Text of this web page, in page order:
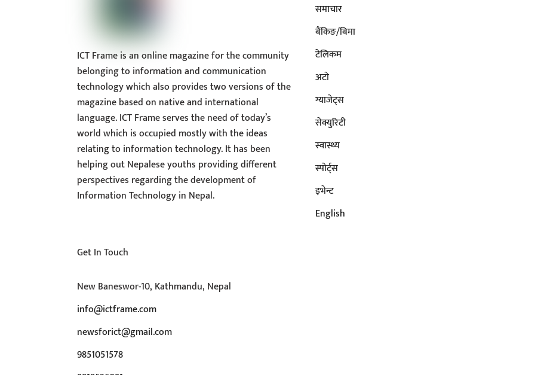
ICT Frame is an online magazine for the community
belonging to information and communication
technology which also provides two versions of the
magazine based on native and international
language. ICT Frame serves the need of today’s
world which is occupied mostly with the ideas
relating to information technology. It has been
helping out Nepalese youths providing different
perspectives regarding the development of
Information Technology in Nepal.
समाचार
बैंकिङ/बिमा
टेलिकम
अटाे
ग्याजेट्स
सेक्युरिटी
स्वास्थ्य
स्पोर्ट्स
इभेन्ट
English
Get In Touch
New Baneswor-10, Kathmandu, Nepal
info@ictframe.com
newsforict@gmail.com
9851051578